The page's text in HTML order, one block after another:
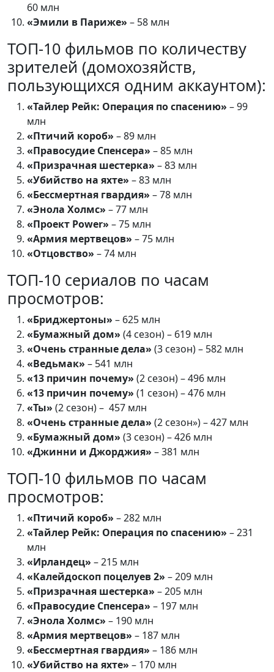
60 млн
«Эмили в Париже» – 58 млн
ТОП-10 фильмов по количеству
зрителей (домохозяйств,
пользующихся одним аккаунтом):
«Тайлер Рейк: Операция по спасению» – 99
млн
«Птичий короб» – 89 млн
«Правосудие Спенсера» – 85 млн
«Призрачная шестерка» – 83 млн
«Убийство на яхте» – 83 млн
«Бессмертная гвардия» – 78 млн
«Энола Холмс» – 77 млн
«Проект Power» – 75 млн
«Армия мертвецов» – 75 млн
«Отцовство» – 74 млн
ТОП-10 сериалов по часам
просмотров:
«Бриджертоны» – 625 млн
«Бумажный дом» (4 сезон) – 619 млн
«Очень странные дела» (3 сезон) – 582 млн
«Ведьмак» – 541 млн
«13 причин почему» (2 сезон) – 496 млн
«13 причин почему» (1 сезон) – 476 млн
«Ты» (2 сезон) – 457 млн
«Очень странные дела» (2 сезон») – 427 млн
«Бумажный дом» (3 сезон) – 426 млн
«Джинни и Джорджия» – 381 млн
ТОП-10 фильмов по часам
просмотров:
«Птичий короб» – 282 млн
«Тайлер Рейк: Операция по спасению» – 231
млн
«Ирландец» – 215 млн
«Калейдоскоп поцелуев 2» – 209 млн
«Призрачная шестерка» – 205 млн
«Правосудие Спенсера» – 197 млн
«Энола Холмс» – 190 млн
«Армия мертвецов» – 187 млн
«Бессмертная гвардия» – 186 млн
«Убийство на яхте» – 170 млн